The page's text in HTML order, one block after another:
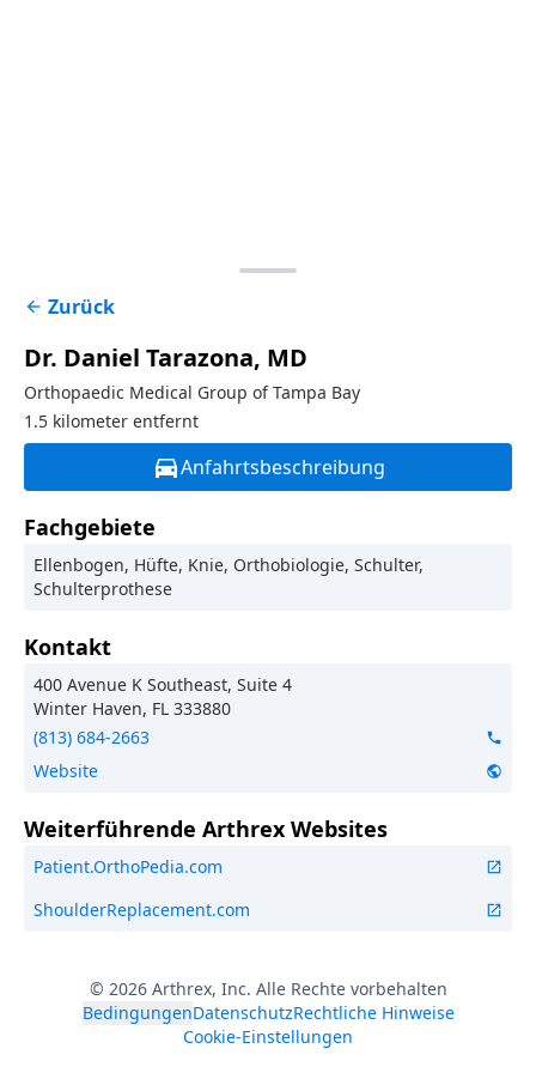
arrow_back Zurück
Dr. Daniel Tarazona, MD
Orthopaedic Medical Group of Tampa Bay
1.5 kilometer entfernt
directions_carAnfahrtsbeschreibung
Fachgebiete
Ellenbogen, Hüfte, Knie, Orthobiologie, Schulter,
Schulterprothese
Kontakt
400 Avenue K Southeast, Suite 4
Winter Haven, FL 333880
(813) 684-2663
phone
Website public
Weiterführende Arthrex Websites
Patient.OrthoPedia.com open_in_new
ShoulderReplacement.com open_in_new
© 2026 Arthrex, Inc. Alle Rechte vorbehalten
BedingungenDatenschutzRechtliche Hinweise
Cookie-Einstellungen